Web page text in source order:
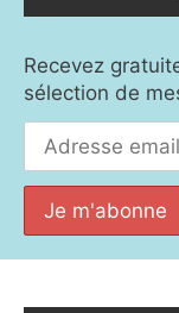
Recevez
sélection de